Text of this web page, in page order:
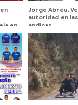
en
Jorge Abreu,
autoridad en
andinas